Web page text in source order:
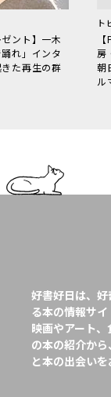
ント】一木
れ」インタ
た再生の群
ト
房
朝
ル
好書好日は、
る本の情報サイ
映画やアート
の本の紹介か
と本の出会いを